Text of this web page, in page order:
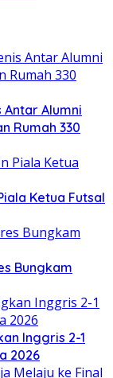
Antar Alumni
Rumah 330
Ketua Futsal
Bungkam
Inggris 2-1
2026